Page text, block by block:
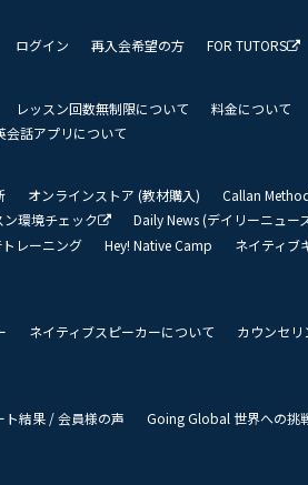
ログイン 再入会希望の方 FOR TUTORS
レッスン回数無制限について 料金について
会話アプリについて
オンラインストア (教材購入)
Callan
ン環境チェック Daily News (デイリーニュー
レーニング Hey! Native Camp ネイティブ
ネイティブスピーカーについて
カウンセリ
ト結果 / 会員様の声 Going Global 世界への挑